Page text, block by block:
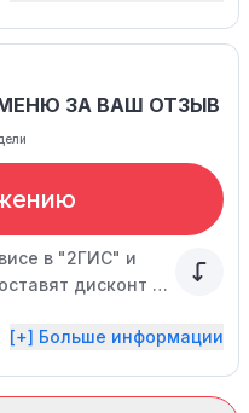
ЗА ВАШ ОТЗЫВ
в "2ГИС" и
дисконт на
только на
[+] Больше информации